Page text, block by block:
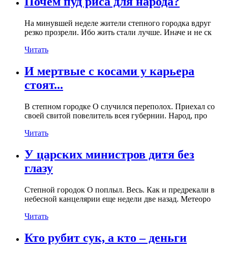
На минувшей неделе жители степного городка вдруг
резко прозрели. Ибо жить стали лучше. Иначе и не ск
Читать
И мертвые с косами у карьера
стоят...
В степном городке О случился переполох. Приехал со
своей свитой повелитель всея губернии. Народ, про
Читать
У царских министров дитя без
глазу
Степной городок О поплыл. Весь. Как и предрекали в
небесной канцелярии еще недели две назад. Метеоро
Читать
Кто рубит сук, а кто – деньги